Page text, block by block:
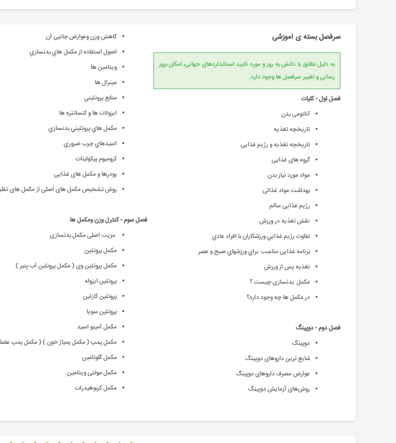
سرفصل بسته ی آموزشی
به دلیل تطابق با دانش به روز و مورد تایید استانداردهای جهانی، امکان بروز
رسانی و تغییر سرفصل ها وجود دارد.
فصل اول - کلیات
آناتومی بدن
تاریخچه تغذیه
تاریخچه تغذیه و رژیم غذایی
گروه های غذایی
مواد مورد نیاز بدن
بهداشت مواد غذائی
رژیم غذایی سالم
نقش تغذیه در ورزش
تفاوت رژيم غذايي ورزشكاران با افراد عادي
برنامه غذایی مناسب براي ورزشهاي صبح و عصر
تغذیه پس از ورزش
مكمل بدنسازی چيست ؟
در مکمل ها چه وجود دارد؟
فصل دوم - دوپینگ
دوپینگ
شایع ترین داروهای دوپینگ
عوارض مصرف داروهای دوپینگ
روش‌هاى آزمايش دوپينگ
کاهش وزن وعوارض جانبی آن
اصول استفاده از مکمل هاي بدنسازي
ويتامين ها
مينرال ها
منابع پروتئيني
ايزولات ها و کنساتتره ها
مکمل هاي پروتئيني بدنسازي
اسيدهاي چرب ضروري
کروميوم پيکولينات
پودرها و مکمل های غذایی
روش تشخیص مکمل های اصلی از مکمل های
فصل سوم - کنترل وزن ومکمل ها
مزیت اصلی مکمل بدنسازی
مکمل پروتئین
مکمل پروتئین وی ( مکمل پروتئین آب پنیر )
پروتئین ایزوله
پروتئین کازئین
پروتئین سویا
مکمل آمینو اسید
مکمل پمپ ( مکمل پمپاژ خون ) ( مکمل پمپ
مکمل گلوتامین
مکمل مولتی ویتامین
مکمل کربوهیدرات